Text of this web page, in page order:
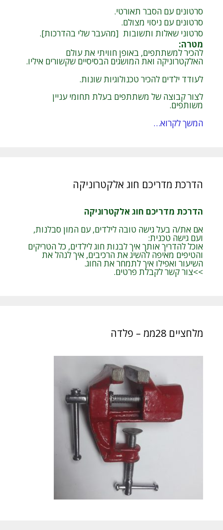
סרטונים עם הסבר תאורטי.
סרטונים עם ניסוי מצולם.
סרטוני שאלות ותשובות [מהעבר שלי בהדרכות].
מטרה:
להכיר למשתתפים, באופן חוויתי את עולם
האלקטרוניקה ואת המושגים הבסיסיים שקשורים איליו.
לעודד ילדים להכיר טכנולוגיות שונות.
לצור קבוצה של משתתפים בעלת תחומי עניין
משותפים.
המשך לקרוא…
הדרכת מדריכם חוג אלקטרוניקה
הדרכת מדריכם חוג אלקטרוניקה
אם את/ה בעל גישה טובה לילדים, עם המון סבלנות,
ועם גישה טכנית:
אוכל להדריך אותך איך לבנות חוג לילדים, כל הטריקים
והטיפים מאיפה להשיג את הרכיבים, איך לנהל את
השיעור ואפילו איך לתמחר את החוג.
>>צור קשר לקבלת פרטים.
מלחציים 28ממ – פלדה